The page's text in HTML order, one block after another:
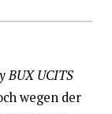
BUX UCITS
wegen der